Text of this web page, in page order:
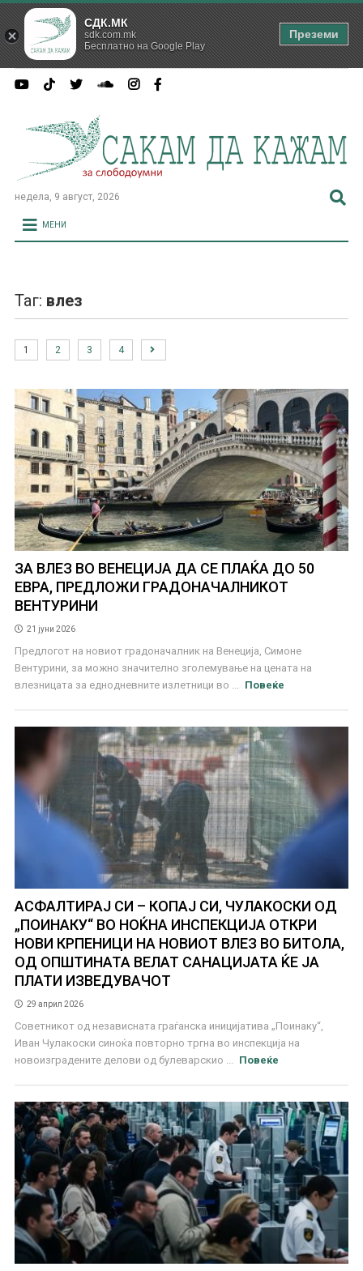
недела, 9 август, 2026
МЕНИ
Таг: влез
1 2 3 4
ЗА ВЛЕЗ ВО ВЕНЕЦИЈА ДА СЕ ПЛАЌА ДО 50
ЕВРА, ПРЕДЛОЖИ ГРАДОНАЧАЛНИКОТ
ВЕНТУРИНИ
21 јуни 2026
Предлогот на новиот градоначалник на Венеција, Симоне
Вентурини, за можно значително зголемување на цената на
влезницата за еднодневните излетници во ...
Повеќе
АСФАЛТИРАЈ СИ – КОПАЈ СИ, ЧУЛАКОСКИ ОД
„ПОИНАКУ“ ВО НОЌНА ИНСПЕКЦИЈА ОТКРИ
НОВИ КРПЕНИЦИ НА НОВИОТ ВЛЕЗ ВО БИТОЛА,
ОД ОПШТИНАТА ВЕЛАТ САНАЦИЈАТА ЌЕ ЈА
ПЛАТИ ИЗВЕДУВАЧОТ
29 април 2026
Советникот од независната граѓанска иницијатива „Поинаку“,
Иван Чулакоски синоќа повторно тргна во инспекција на
новоизградените делови од булеварскио ...
Повеќе
СДК.МК
sdk.com.mk
Бесплатно на Google Play
Преземи